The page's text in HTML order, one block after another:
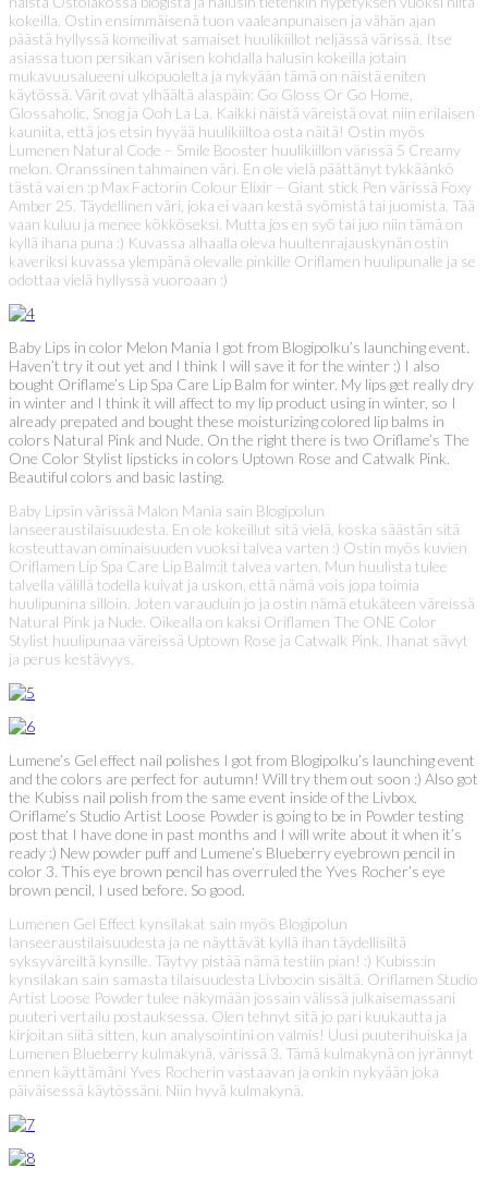
kokeilla. Ostin ensimmäisenä tuon vaaleanpunaisen ja vähän ajan
päästä hyllyssä komeilivat samaiset huulikiillot neljässä värissä. Itse
asiassa tuon persikan värisen kohdalla halusin kokeilla jotain
mukavuusalueeni ulkopuolelta ja nykyään tämä on näistä eniten
käytössä. Värit ovat ylhäältä alaspäin: Go Gloss Or Go Home,
Glossaholic, Snog ja Ooh La La. Kaikki näistä väreistä ovat niin erilaisen
kauniita, että jos etsin hyvää huulikiiltoa osta näitä! Ostin myös
Lumenen Natural Code – Smile Booster huulikiillon värissä 5 Creamy
melon. Oranssinen tahmainen väri. En ole vielä päättänyt tykkäänkö
tästä vai en :p Max Factorin Colour Elixir – Giant stick Pen värissä Foxy
Amber 25. Täydellinen väri, joka ei vaan kestä syömistä tai juomista. Tää
vaan kuluu ja menee kökköseksi. Mutta jos en syö tai juo niin tämä on
kyllä ihana puna :) Kuvassa alhaalla oleva huultenrajauskynän ostin
kaveriksi kuvassa ylempänä olevalle pinkille Oriflamen huulipunalle ja se
odottaa vielä hyllyssä vuoroaan :)
Baby Lips in color Melon Mania I got from Blogipolku’s launching event.
Haven’t try it out yet and I think I will save it for the winter :) I also
bought Oriflame’s Lip Spa Care Lip Balm for winter. My lips get really dry
in winter and I think it will affect to my lip product using in winter, so I
already prepated and bought these moisturizing colored lip balms in
colors Natural Pink and Nude. On the right there is two Oriflame’s The
One Color Stylist lipsticks in colors Uptown Rose and Catwalk Pink.
Beautiful colors and basic lasting.
Baby Lipsin värissä Malon Mania sain Blogipolun
lanseeraustilaisuudesta. En ole kokeillut sitä vielä, koska säästän sitä
kosteuttavan ominaisuuden vuoksi talvea varten :) Ostin myös kuvien
Oriflamen Lip Spa Care Lip Balm:it talvea varten. Mun huulista tulee
talvella välillä todella kuivat ja uskon, että nämä vois jopa toimia
huulipunina silloin. Joten varauduin jo ja ostin nämä etukäteen väreissä
Natural Pink ja Nude. Oikealla on kaksi Oriflamen The ONE Color
Stylist huulipunaa väreissä Uptown Rose ja Catwalk Pink. Ihanat sävyt
ja perus kestävyys.
Lumene’s Gel effect nail polishes I got from Blogipolku’s launching event
and the colors are perfect for autumn! Will try them out soon :) Also got
the Kubiss nail polish from the same event inside of the Livbox.
Oriflame’s Studio Artist Loose Powder is going to be in Powder testing
post that I have done in past months and I will write about it when it’s
ready :) New powder puff and Lumene’s Blueberry eyebrown pencil in
color 3. This eye brown pencil has overruled the Yves Rocher’s eye
brown pencil, I used before. So good.
Lumenen Gel Effect kynsilakat sain myös Blogipolun
lanseeraustilaisuudesta ja ne näyttävät kyllä ihan täydellisiltä
syksyväreiltä kynsille. Täytyy pistää nämä testiin pian! :) Kubiss:in
kynsilakan sain samasta tilaisuudesta Livbox:in sisältä. Oriflamen Studio
Artist Loose Powder tulee näkymään jossain välissä julkaisemassani
puuteri vertailu postauksessa. Olen tehnyt sitä jo pari kuukautta ja
kirjoitan siitä sitten, kun analysointini on valmis! Uusi puuterihuiska ja
Lumenen Blueberry kulmakynä, värissä 3. Tämä kulmakynä on jyrännyt
ennen käyttämäni Yves Rocherin vastaavan ja onkin nykyään joka
päiväisessä käytössäni. Niin hyvä kulmakynä.